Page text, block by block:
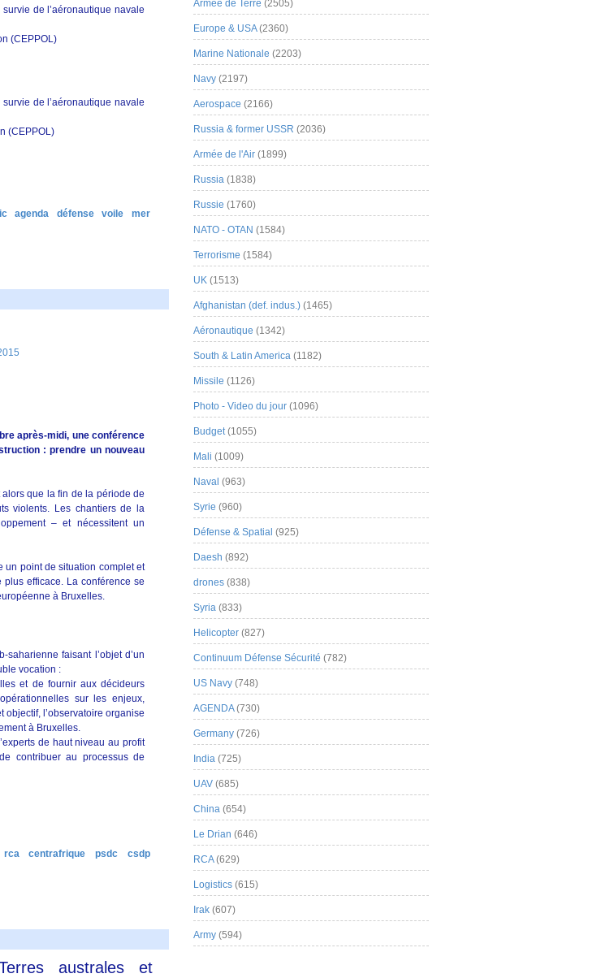
de l’aéronautique navale
(CEPPOL)
de l’aéronautique navale
(CEPPOL)
agenda défense voile
mer
après-midi, une conférence
: prendre un nouveau
que la fin de la période de
violents. Les chantiers de la
– et nécessitent un
un point de situation complet et
plus efficace. La conférence se
à Bruxelles.
saharienne faisant l’objet d’un
vocation :
et de fournir aux décideurs
sur les enjeux,
objectif, l’observatoire organise
à Bruxelles.
de haut niveau au profit
contribuer au processus de
rca centrafrique psdc
csdp
australes et
Armée de Terre (2505)
Europe & USA(2360)
Marine Nationale (2203)
Navy (2197)
Aerospace (2166)
Russia & former USSR (2036)
Armée de l'Air (1899)
Russia (1838)
Russie (1760)
NATO - OTAN (1584)
Terrorisme (1584)
UK (1513)
Afghanistan (def. indus.) (1465)
Aéronautique (1342)
South & Latin America (1182)
Missile (1126)
Photo - Video du jour (1096)
Budget(1055)
Mali (1009)
Naval (963)
Syrie (960)
Défense & Spatial (925)
Daesh (892)
drones (838)
Syria (833)
Helicopter (827)
Continuum Défense Sécurité (782)
US Navy (748)
AGENDA(730)
Germany (726)
India (725)
UAV (685)
China (654)
Le Drian (646)
RCA(629)
Logistics (615)
Irak (607)
Army (594)